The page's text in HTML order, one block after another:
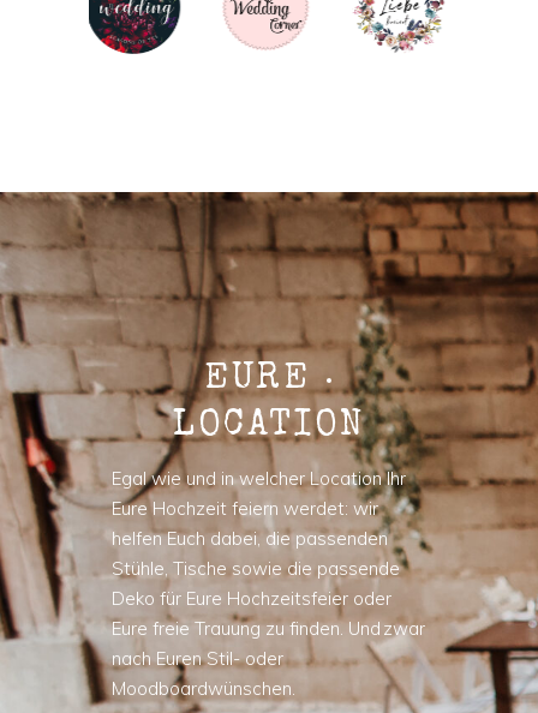
EURE
LOCATION
Egal wie und in welcher Location Ihr
Eure Hochzeit feiern werdet: wir
helfen Euch dabei, die passenden
Stühle, Tische sowie die passende
Deko für Eure Hochzeitsfeier oder
Eure freie Trauung zu finden. Und zwar
nach Euren Stil- oder
Moodboardwünschen.